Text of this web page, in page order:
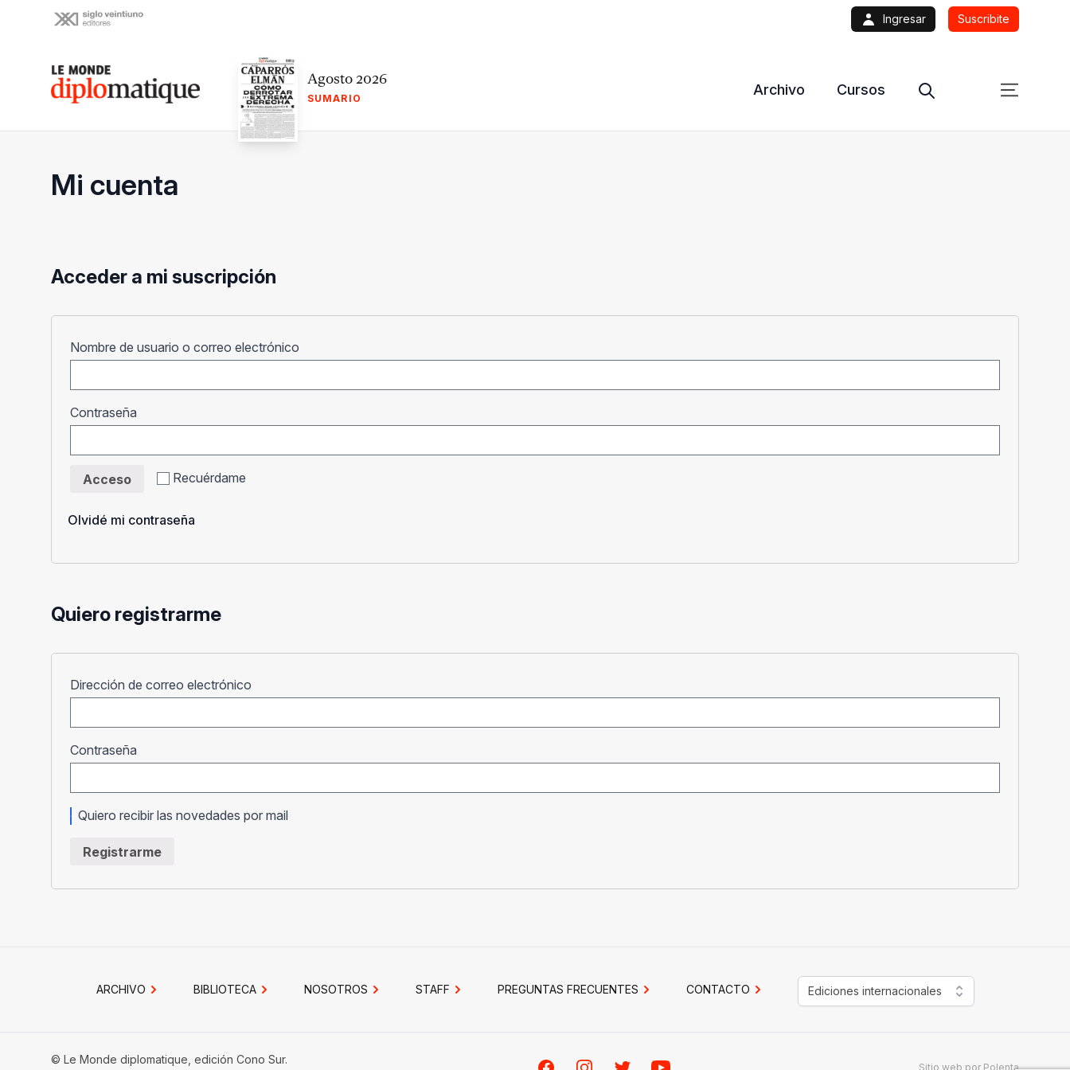
Ingresar Suscribite
Le monde diplomatique Agosto 2026
SUMARIO
Archivo Cursos
Mi cuenta
Acceder a mi suscripción
Nombre de usuario o correo electrónico
Contraseña
Recuérdame
Acceso
Olvidé mi contraseña
Quiero registrarme
Dirección de correo electrónico
Contraseña
Quiero recibir las novedades por mail
Registrarme
ARCHIVO BIBLIOTECA NOSOTROS STAFF PREGUNTAS FRECUENTES CONTACTO Ediciones internacionales
© Le Monde diplomatique, edición Cono Sur.
Sitio web por Polenta